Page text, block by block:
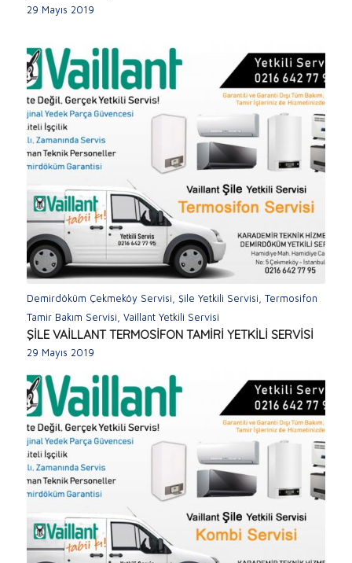
29 Mayıs 2019
Demirdöküm Çekmeköy Servisi, Şile Yetkili Servisi, Termosifon
Tamir Bakım Servisi, Vaillant Yetkili Servisi
ŞİLE VAİLLANT TERMOSİFON TAMİRİ YETKİLİ SERVİSİ
29 Mayıs 2019